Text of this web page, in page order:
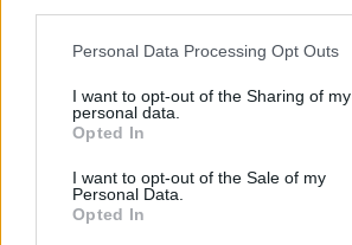
Personal Data Processing Opt Outs
I want to opt-out of the Sharing of my
personal data.
Opted In
I want to opt-out of the Sale of my
Personal Data.
Opted In